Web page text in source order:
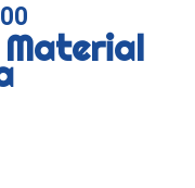
Material